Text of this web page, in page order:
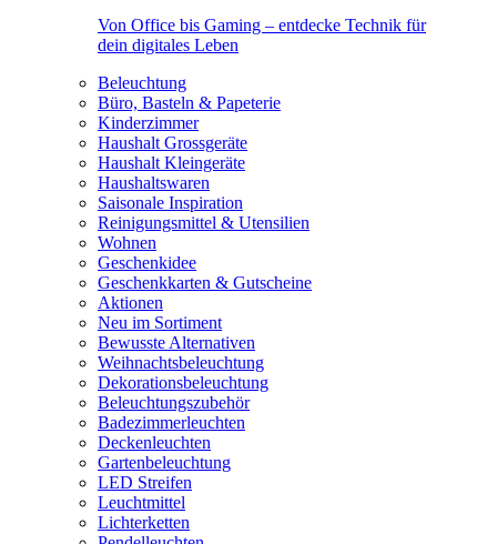
Von Office bis Gaming – entdecke Technik für
dein digitales Leben
Beleuchtung
Büro, Basteln & Papeterie
Kinderzimmer
Haushalt Grossgeräte
Haushalt Kleingeräte
Haushaltswaren
Saisonale Inspiration
Reinigungsmittel & Utensilien
Wohnen
Geschenkidee
Geschenkkarten & Gutscheine
Aktionen
Neu im Sortiment
Bewusste Alternativen
Weihnachtsbeleuchtung
Dekorationsbeleuchtung
Beleuchtungszubehör
Badezimmerleuchten
Deckenleuchten
Gartenbeleuchtung
LED Streifen
Leuchtmittel
Lichterketten